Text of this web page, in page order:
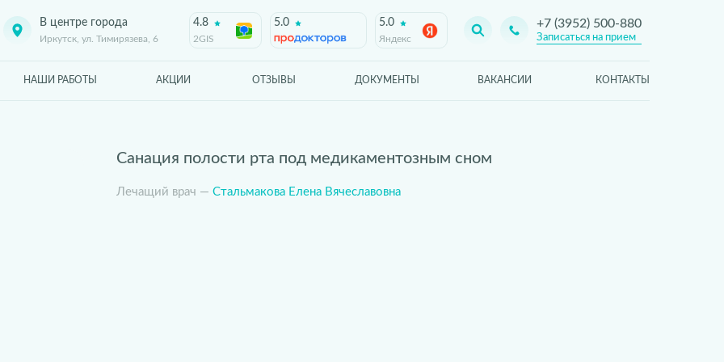
КОНТАКТЫ
ДОКУМЕНТЫ ВАКАНСИИ
ОТЗЫВЫ
АКЦИИ
НАШИ РАБОТЫ
Иркутск, ул. Тимирязева, 6 Записаться на прием
+7 (3952) 500-880
В центре города
2GIS
4.8 5.0
Яндекс
5.0
Санация полости рта под медикаментозным сном
Лечащий врач — Стальмакова Елена Вячеславовна